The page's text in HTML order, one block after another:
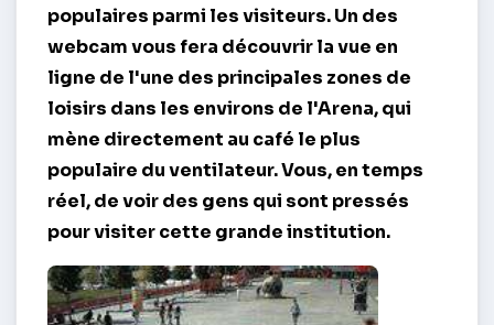
populaires parmi les visiteurs. Un des
webcamvous fera découvrir la vue en
ligne de l'une des principales zones de
loisirs dans les environs de l'Arena, qui
mène directement au café le plus
populaire du ventilateur. Vous, en temps
réel, de voir des gens qui sont pressés
pour visiter cette grande institution.